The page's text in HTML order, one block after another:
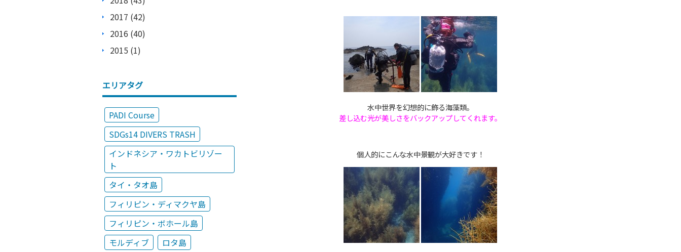
水中世界を幻想的に飾る海藻類。
差し込む光が美しさをバックアップしてくれます。
個人的にこんな水中景観が大好きです！
2017 (42)
2016 (40)
2015 (1)
エリアタグ
PADI Course
SDGs14 DIVERS TRASH
インドネシア・ワカトビリゾー
ト
タイ・タオ島
フィリピン・ディマクヤ島
フィリピン・ボホール島
モルディブ
ロタ島